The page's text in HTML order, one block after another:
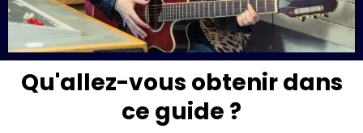
Qu'allez-vous obtenir dans
ce guide ?